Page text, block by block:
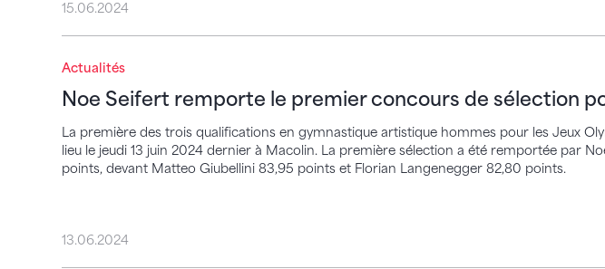
15.06.2024
Actualités
Noe Seifert remporte le premier concours de sélection
La première des trois qualifications en gymnastique artistique hommes pour les Jeux
lieu le jeudi 13 juin 2024 dernier à Macolin. La première sélection a été remportée par
points, devant Matteo Giubellini 83,95 points et Florian Langenegger 82,80 points.
Noe Seifert remporte le premier concours de sélection pour les JO
13.06.2024